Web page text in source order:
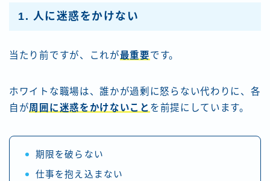
1. 人に迷惑をかけない
当たり前ですが、これが最重要です。
ホワイトな職場は、誰かが過剰に怒らない代わりに、各
自が周囲に迷惑をかけないこと を前提にしています。
期限を破らない
仕事を抱え込まない